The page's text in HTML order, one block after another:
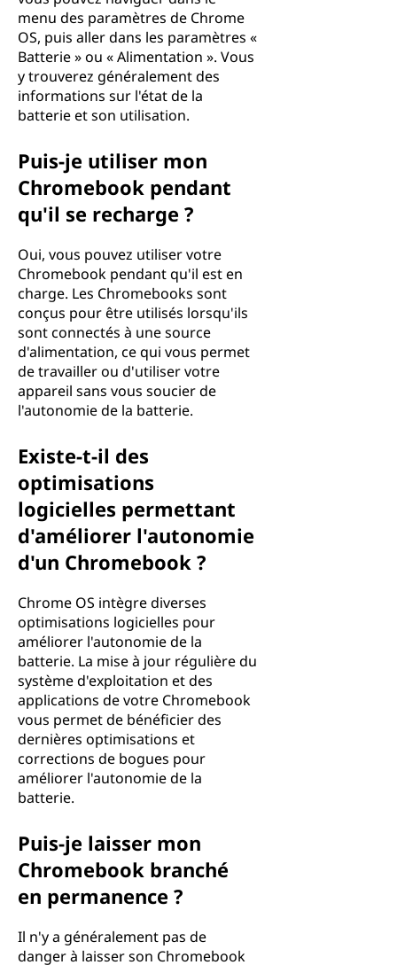
menu des paramètres de Chrome
OS, puis aller dans les paramètres «
Batterie » ou « Alimentation ». Vous
y trouverez généralement des
informations sur l'état de la
batterie et son utilisation.
Puis-je utiliser mon
Chromebook pendant
qu'il se recharge ?
Oui, vous pouvez utiliser votre
Chromebook pendant qu'il est en
charge. Les Chromebooks sont
conçus pour être utilisés lorsqu'ils
sont connectés à une source
d'alimentation, ce qui vous permet
de travailler ou d'utiliser votre
appareil sans vous soucier de
l'autonomie de la batterie.
Existe-t-il des
optimisations
logicielles permettant
d'améliorer l'autonomie
d'un Chromebook ?
Chrome OS intègre diverses
optimisations logicielles pour
améliorer l'autonomie de la
batterie. La mise à jour régulière du
système d'exploitation et des
applications de votre Chromebook
vous permet de bénéficier des
dernières optimisations et
corrections de bogues pour
améliorer l'autonomie de la
batterie.
Puis-je laisser mon
Chromebook branché
en permanence ?
Il n'y a généralement pas de
danger à laisser son Chromebook